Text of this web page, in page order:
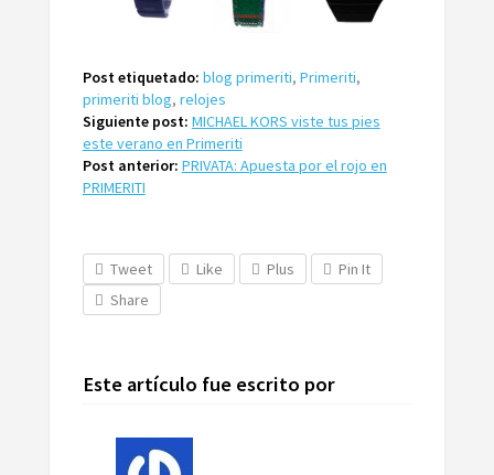
Post etiquetado: blog primeriti, Primeriti,
primeriti blog, relojes
Siguiente post: MICHAEL KORS viste tus pies
este verano en Primeriti
Post anterior: PRIVATA: Apuesta por el rojo en
PRIMERITI
Tweet Like Plus
Pin It
Share
Este artículo fue escrito por